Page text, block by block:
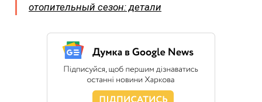
отопительный сезон: детали